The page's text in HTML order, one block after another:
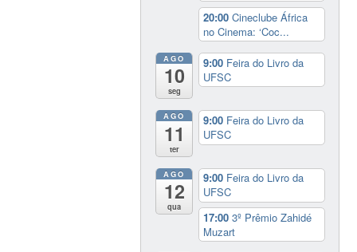
20:00Cineclube África
no Cinema: ‘Coc...
AGO
10
seg
9:00 Feira do Livro da
UFSC
AGO
11
ter
9:00 Feira do Livro da
UFSC
AGO
12
qua
9:00 Feira do Livro da
UFSC
17:003º Prêmio Zahidé
Muzart